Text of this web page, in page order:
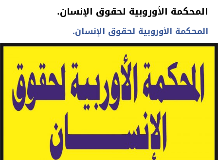
المحكمة الأوروبية لحقوق الإنسان.
المحكمة الأوروبية لحقوق الإنسان.